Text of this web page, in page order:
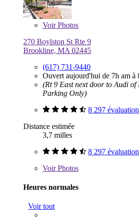
VoirPhotos
270 Boylston St Rte 9
Brookline, MA 02445
(617) 731-9440
Ouvert aujourd'hui de 7h am à
(Rt 9 East next door to Audi of
Parking Only)
8 297
Distance estimée
3,7 milles
8 297
VoirPhotos
Heures normales
Voir tout